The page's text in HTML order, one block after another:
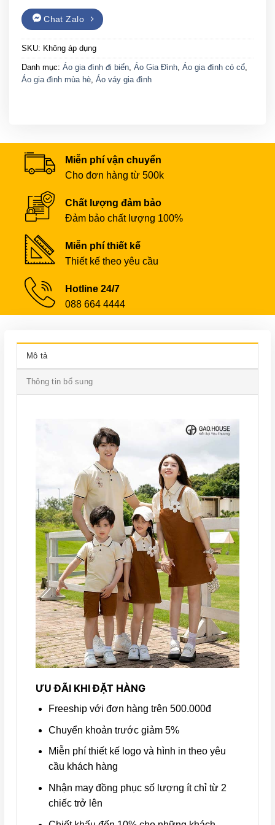
Chat Zalo
SKU: Không áp dụng
Danh mục: Áo gia đình đi biển Áo Gia Đình Áo gia đình có cổ
Áo gia đình mùa hè Áo váy gia đình
Miễn phí vận chuyển
Cho đơn hàng từ 500k
Chất lượng đảm bảo
Đảm bảo chất lượng 100%
Miễn phí thiết kế
Thiết kế theo yêu cầu
Hotline 24/7
088 664 4444
Mô tả
Thông tin bổ sung
ƯU ĐÃI KHI ĐẶT HÀNG
Freeship với đơn hàng trên 500.000đ
Chuyển khoản trước giảm 5%
Miễn phí thiết kế logo và hình in theo yêu
cầu khách hàng
Nhận may đồng phục số lượng ít chỉ từ 2
chiếc trở lên